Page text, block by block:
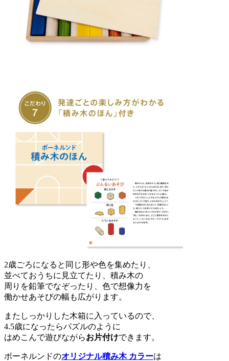
2歳ごろになると同じ形や色を集めたり、
並べておうちに見立てたり、積み木の
周りを鉛筆でなぞったり、色で想像力を
働かせあそびの幅も広がります。
またしっかりした木箱に入っているので、
4.5歳になったらパズルのように
はめこんで遊びながらお片付けできます。
ボーネルンドのオリジナル積み木 カラーは